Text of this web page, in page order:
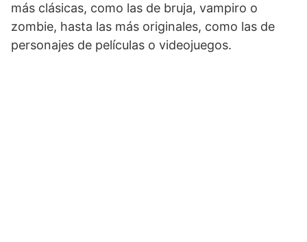
más clásicas, como las de bruja, vampiro o
zombie, hasta las más originales, como las de
personajes de películas o videojuegos.